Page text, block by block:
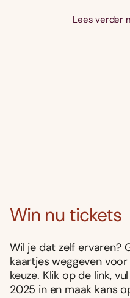
Lees verder
Win nu tickets
Wil je dat zelf ervaren?
kaartjes weggeven
keuze. Klik op de link,
2025 in en maak kans